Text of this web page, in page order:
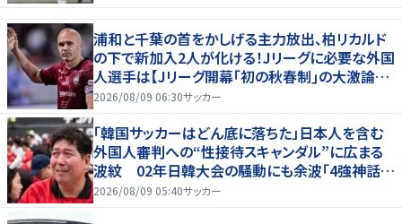
浦和と千葉の首をかしげる主力放出、柏リカルド
の下で新加入2人が化ける！Jリーグに必要な外国
人選手は【Jリーグ開幕｢初の秋春制｣の大激論】
(4)
2026/08/09 06:30サッカー
「韓国サッカーはどん底に落ちた」日本人を含む
外国人審判への“性接待スキャンダル”に広まる
波紋 02年日韓大会の騒動にも余波「4強神話も
疑われる」
2026/08/09 05:40サッカー